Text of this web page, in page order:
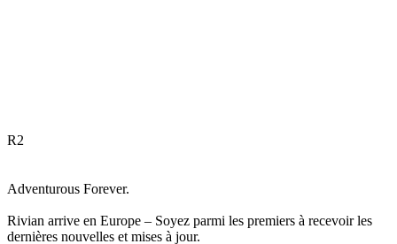
R2
Adventurous Forever.
Rivian arrive en Europe – Soyez parmi les premiers à recevoir les
dernières nouvelles et mises à jour.